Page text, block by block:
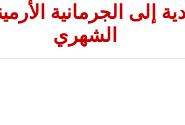
إلى الجرمانية
الشهري